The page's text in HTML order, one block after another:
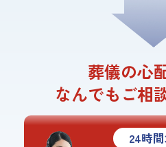
葬儀の心
なんでもご相
24時間